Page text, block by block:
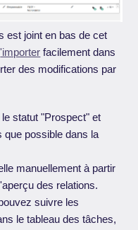
est joint en bas de cet
'importer facilement dans
des modifications par
statut "Prospect" et
que possible dans la
manuellement à partir
des relations.
suivre les
le tableau des tâches,